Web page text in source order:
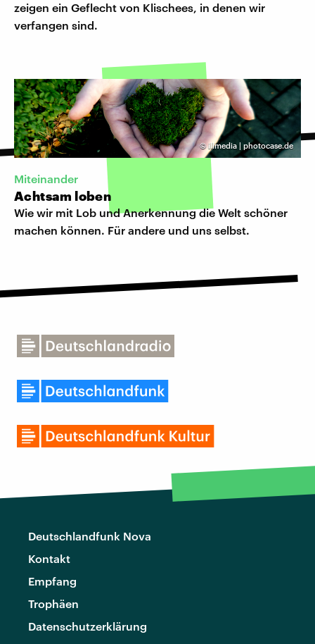
zeigen ein Geflecht von Klischees, in denen wir
verfangen sind.
©illmedia | photocase.de
Miteinander
Achtsam loben
Wie wir mit Lob und Anerkennung die Welt schöner
machen können. Für andere und uns selbst.
Deutschlandfunk Nova
Kontakt
Empfang
Trophäen
Datenschutzerklärung